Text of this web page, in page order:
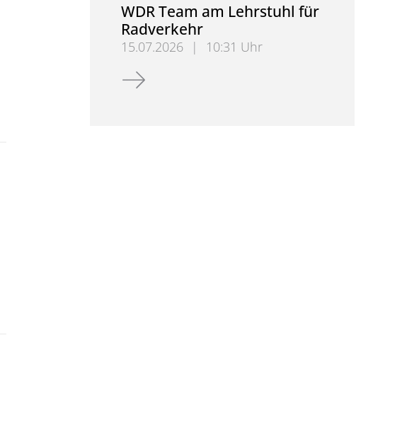
WDR Team am Lehrstuhl für
Radverkehr
15.07.2026 |
10:31 Uhr
WDR Team am Lehrstuhl für Radverkehr